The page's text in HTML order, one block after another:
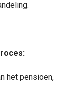
het pensioen,